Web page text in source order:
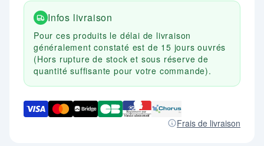
- Poids : 6 kg.
- Garantie : 2 ans.
- Cette chaise ne dispose pas de classification anti-
feu (non nécessaire en dessous de 80 chaises
dans la même pièce).
- Miniumun de commande 25 chaises.
Infos livraison
Pour ces produits le délai de livraison
généralement constaté est de 15 jours ouvrés
(Hors rupture de stock et sous réserve de
quantité suffisante pour votre commande).
Frais de livraison